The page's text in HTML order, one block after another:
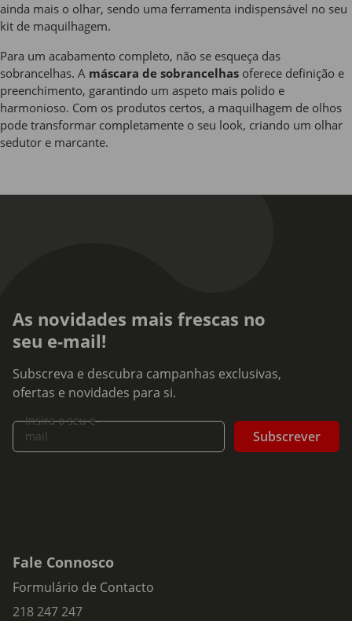
ainda mais o olhar, sendo uma ferramenta indispensável no seu
kit de maquilhagem.
Para um acabamento completo, não se esqueça das
sobrancelhas. A máscara de sobrancelhas oferece definição e
preenchimento, garantindo um aspeto mais polido e
harmonioso. Com os produtos certos, a maquilhagem de olhos
pode transformar completamente o seu look, criando um olhar
sedutor e marcante.
As novidades mais frescas no
seu e-mail!
Subscreva e descubra campanhas exclusivas,
ofertas e novidades para si.
Insira o seu e-
mail
Subscrever
Fale Connosco
Formulário de Contacto
218 247 247